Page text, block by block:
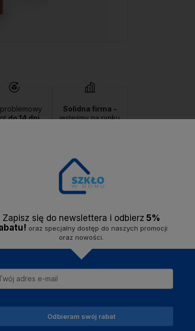
do 14 dni.
Solidna firma -
jesteśmy na rynku
DostawaOpinie
marki MONDEX. Idealnie sprawdzi się do
Zapisz się do newslettera i odbierz 5%
oraz specjalny dostęp do naszych promocji
oraz nowości.
Odbieram swój rabat